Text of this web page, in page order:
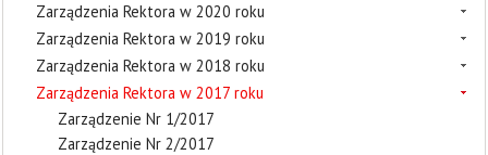
Zarządzenia Rektora w 2020 roku
Zarządzenia Rektora w 2019 roku
Zarządzenia Rektora w 2018 roku
Zarządzenia Rektora w 2017 roku
Zarządzenie Nr 1/2017
Zarządzenie Nr 2/2017